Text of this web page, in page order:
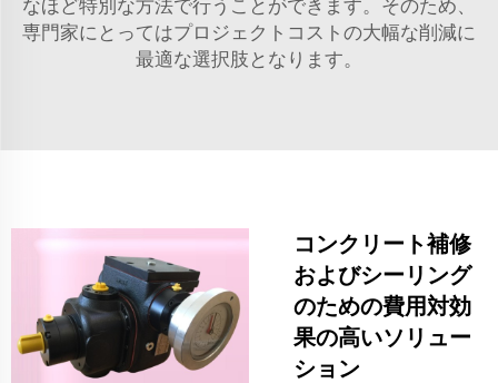
なほど特別な方法で行うことができます。そのため、
専門家にとってはプロジェクトコストの大幅な削減に
最適な選択肢となります。
コンクリート補修
およびシーリング
のための費用対効
果の高いソリュー
ション